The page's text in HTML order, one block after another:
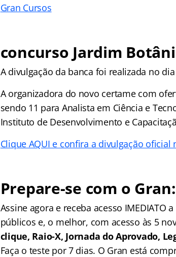
Gran Cursos
concurso Jardim
A divulgação da banca foi realizada no
A organizadora do novo certame com
sendo 11 para Analista em Ciência e
Instituto de Desenvolvimento e
Clique AQUI e confira a divulgação oficial
Prepare-se com o
Assine agora e receba acesso
públicos e, o melhor, com acesso às 5
clique, Raio-X, Jornada do Aprovado,
Faça o teste por 7 dias. O Gran está